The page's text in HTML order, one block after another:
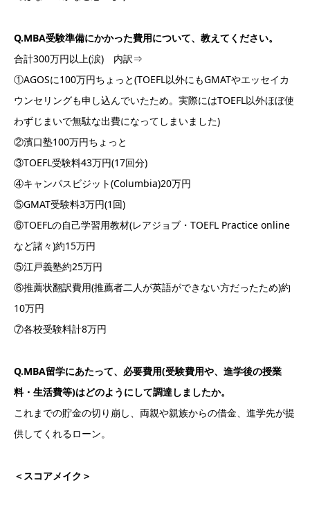
Q.MBA受験準備にかかった費用について、教えてください。
合計300万円以上(涙) 内訳⇒
①AGOSに100万円ちょっと(TOEFL以外にもGMATやエッセイカ
ウンセリングも申し込んでいたため。実際にはTOEFL以外ほぼ使
わずじまいで無駄な出費になってしまいました)
②濱口塾100万円ちょっと
③TOEFL受験料43万円(17回分)
④キャンパスビジット(Columbia)20万円
⑤GMAT受験料3万円(1回)
⑥TOEFLの自己学習用教材(レアジョブ・TOEFL Practice online
など諸々)約15万円
⑤江戸義塾約25万円
⑥推薦状翻訳費用(推薦者二人が英語ができない方だったため)約
10万円
⑦各校受験料計8万円
Q.MBA留学にあたって、必要費用(受験費用や、進学後の授業
料・生活費等)はどのようにして調達しましたか。
これまでの貯金の切り崩し、両親や親族からの借金、進学先が提
供してくれるローン。
＜スコアメイク＞